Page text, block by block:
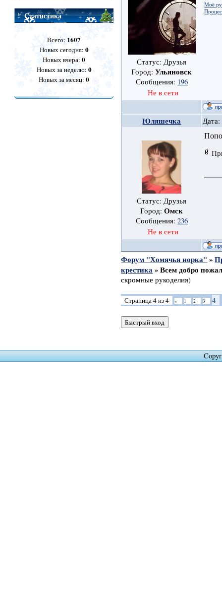
Статистика
Всего: 1607
Новых сегодня: 0
Новых вчера:0
Новых за неделю: 0
Новых за месяц:0
Статус: Друзья
Город:Ульяновск
Сообщения: 196
Не в сети
Моё
Юляшечка
Статус: Друзья
Город:Омск
Сообщения: 236
Не в сети
Форум "Хомячья норка" »
крестика » Всем добро
скромные рукоделия)
Страница4из4 « 1 2 3 4